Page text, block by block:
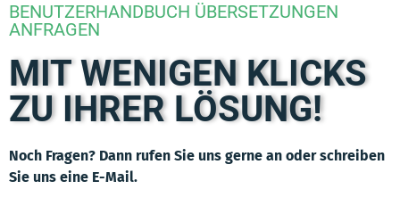
BENUTZERHANDBUCH ÜBERSETZUNGEN
ANFRAGEN
MIT WENIGEN KLICKS
ZU IHRER LÖSUNG!
Noch Fragen? Dann rufen Sie uns gerne an oder schreiben
Sie uns eine E-Mail.